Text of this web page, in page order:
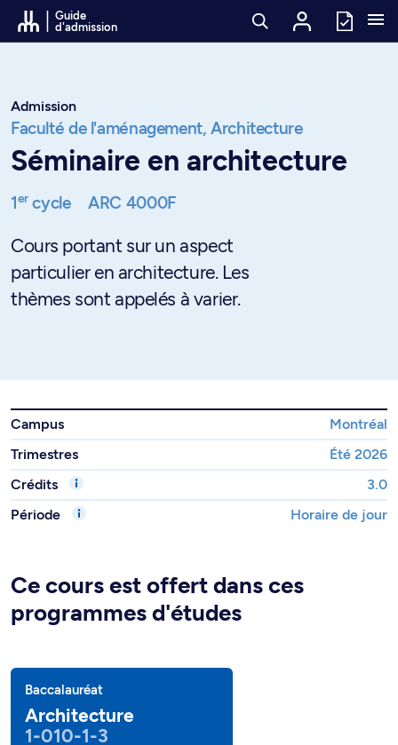
Passer au contenu
Guide
d'admission
Admission
Faculté de l'aménagement, Architecture
Séminaire en architecture
1ercycle ARC 4000F
Cours portant sur un aspect
particulier en architecture. Les
thèmes sont appelés à varier.
Campus
Montréal
Trimestres
Été 2026
Crédits
3.0
Période
Horaire de jour
Ce cours est offert dans ces
programmes d'études
Baccalauréat
Architecture
1-010-1-3